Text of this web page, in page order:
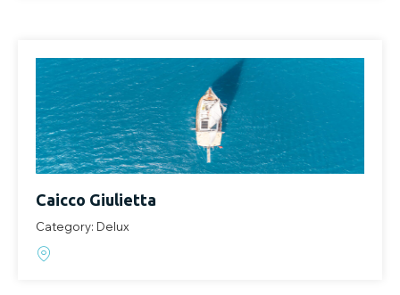
Caicco Giulietta
Category: Delux